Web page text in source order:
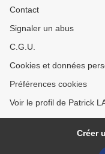
Contact
Signaler un abus
C.G.U.
Cookies et données
Préférences cookies
Voir le profil de Patrick
Créer